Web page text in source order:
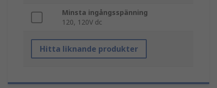
Minsta ingångsspänning
120, 120V dc
Hitta liknande produkter